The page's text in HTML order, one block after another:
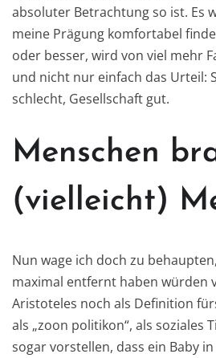
absoluter Betrachtung so ist. Es
meine Prägung komfortabel
oder besser, wird von viel mehr
und nicht nur einfach das Urteil:
schlecht, Gesellschaft gut.
Menschen
(vielleicht)
Nun wage ich doch zu
maximal entfernt haben würden
Aristoteles noch als Definition
als „zoon politikon“, als soziales
sogar vorstellen, dass ein Baby